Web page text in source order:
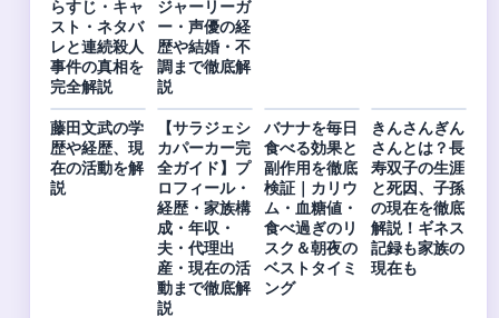
らすじ・キャ
スト・ネタバ
レと連続殺人
事件の真相を
完全解説
ジャーリーガ
ー・声優の経
歴や結婚・不
調まで徹底解
説
藤田文武の学
歴や経歴、現
在の活動を解
説
【サラジェシ
カパーカー完
全ガイド】プ
ロフィール・
経歴・家族構
成・年収・
夫・代理出
産・現在の活
動まで徹底解
説
バナナを毎日
食べる効果と
副作用を徹底
検証｜カリウ
ム・血糖値・
食べ過ぎのリ
スク＆朝夜の
ベストタイミ
ング
きんさんぎん
さんとは？長
寿双子の生涯
と死因、子孫
の現在を徹底
解説！ギネス
記録も家族の
現在も